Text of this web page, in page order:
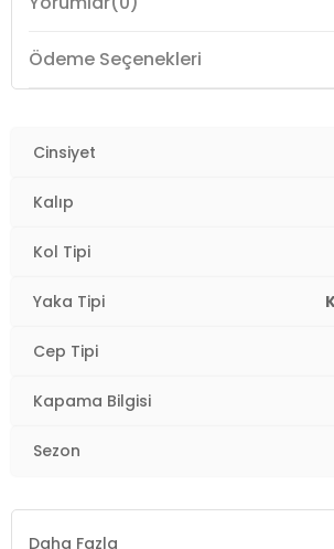
Kalıp Bilgisi :Regular Fit
Manken Ölçüsü :Boy: 172 cm / Bel: 60
Ödeme Seçenekleri
Cinsiyet
Kalıp
Kol Tipi
Yaka Tipi
Cep Tipi
Kapama Bilgisi
Sezon
Daha Fazla